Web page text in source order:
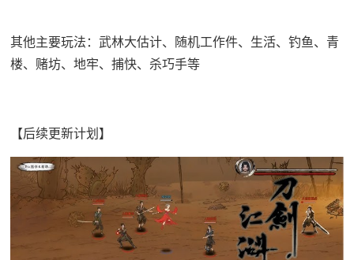
其他主要玩法：武林大估计、随机工作件、生活、钓鱼、青
楼、赌坊、地牢、捕快、杀巧手等
【后续更新计划】